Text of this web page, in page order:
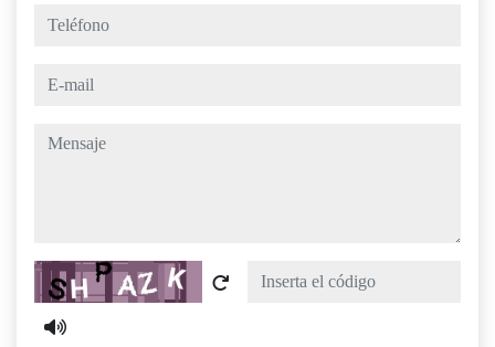
teléfono
e-mail
mensaje
Captcha